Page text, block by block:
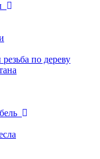
по дереву